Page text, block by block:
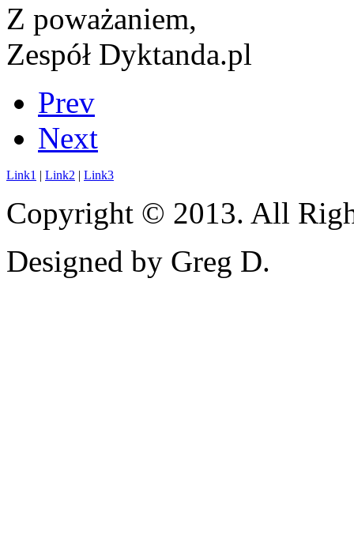
Z poważaniem,
Zespół Dyktanda.pl
Prev
Next
Link1 | Link2 | Link3
Copyright © 2013. All
Designed by Greg D.